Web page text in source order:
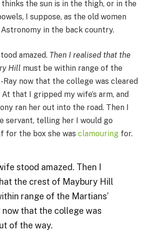
thinks the sun is in the thigh, or in the
I suppose, as the old women
Astronomy in the back country.
amazed. Then I realised that the
Hill must be within range of the
Ray now that the college was cleared
that I gripped my wife’s arm, and
ran her out into the road. Then I
servant, telling her I would go
for the box she was clamouring for.
stood amazed. Then I
the crest of Maybury Hill
range of the Martians’
now that the college was
of the way.